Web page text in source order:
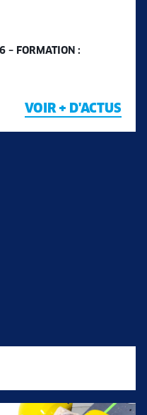
– FORMATION :
VOIR + D'ACTUS